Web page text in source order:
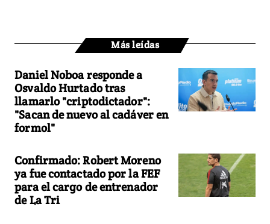
Más leídas
Daniel Noboa responde a
Osvaldo Hurtado tras
llamarlo "criptodictador":
"Sacan de nuevo al cadáver en
formol"
Confirmado: Robert Moreno
ya fue contactado por la FEF
para el cargo de entrenador
de La Tri